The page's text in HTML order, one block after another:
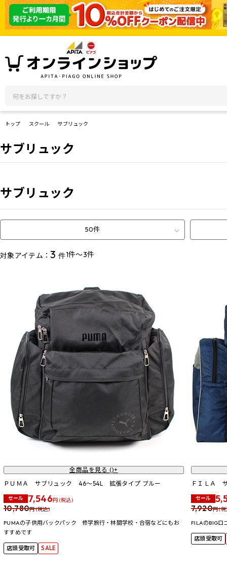
トップ スクール サブリュック
サブリュック
サブリュック
50件
対象アイテム：3件1件～3件
全商品を見る ()+
ＰＵＭＡ サブリュック 46～54L 拡張タイプ ブルー
セール 7,546円 (税込)
10,780円 (税込)
PUMAの子供用バックパック 修学旅行・林間学校・合宿などにもお
すすめです
店頭受取可 SALE
ＦＩＬＡ
セール
7,920円 (税
FILAのBIGロ
店頭受取可